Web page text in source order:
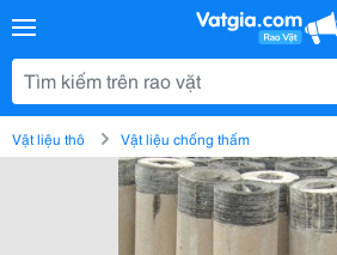
Vật liệu thô Vật liệu chống thấm